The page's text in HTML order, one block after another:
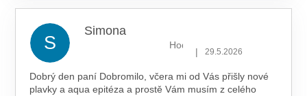
S
Simona
Hodnocení obchodu je 5 z 5
| 29.5.2026
Dobrý den paní Dobromilo, včera mi od Vás přišly nové
plavky a aqua epitéza a prostě Vám musím z celého